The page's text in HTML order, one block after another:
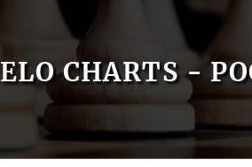
ELO CHARTS -